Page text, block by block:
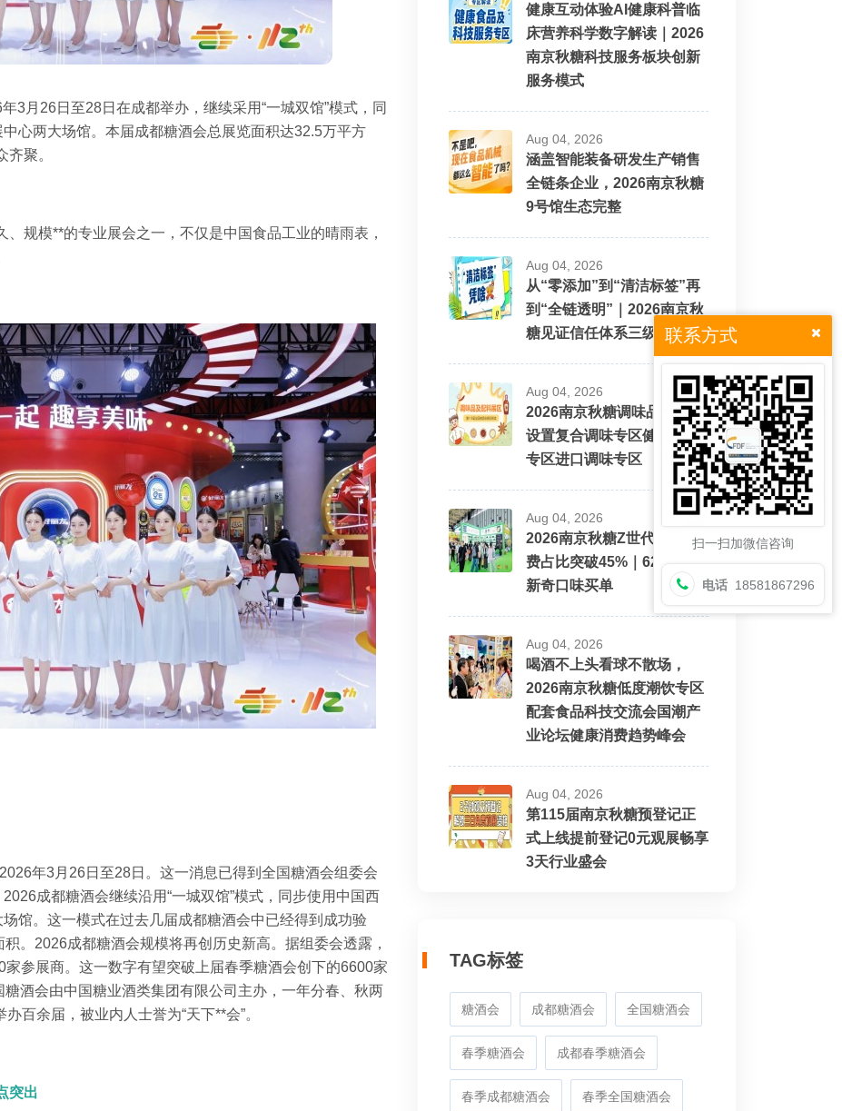
年3月 26日至28日在成都举办，继续采用“一城双馆”模式，同
心两大场馆。本届成都糖酒会总展览面积达32.5万平方
齐聚。
规模**的专业展会之一，不仅是中国食品工业的晴雨表，
年3月26日至28日。这一消息已得到全国糖酒会组委会
2026成都糖酒会继续沿用“一城双馆”模式，同步使用中国西
馆。 这一模式在过去几届成都糖酒会中已经得到成功验
。 2026成都糖酒会规模将再创历史新高。据组委会透露，
家参展商。 这一数字有望突破上届春季糖酒会创下的6600家
糖酒会由中国糖业酒类集团有限公司主办，一年分春、秋两
百余届，被业内人士誉为“天下**会”。
突出
健康互动体验AI健康科普临
床营养科学数字解读｜2026
南京秋糖科技服务板块创新
服务模式
Aug 04, 2026
涵盖智能装备研发生产销售
全链条企业，2026南京秋糖
9号馆生态完整
Aug 04, 2026
从“零添加”到“清洁标签”再
到“全链透明”｜2026南京秋
糖见证信任体系三级跳
Aug 04, 2026
2026南京秋糖调味品展区将
设置复合调味专区健康配料
专区进口调味专区
Aug 04, 2026
2026南京秋糖Z世代酒水消
费占比突破45%｜62%愿为
新奇口味买单
Aug 04, 2026
喝酒不上头看球不散场，
2026南京秋糖低度潮饮专区
配套食品科技交流会国潮产
业论坛健康消费趋势峰会
Aug 04, 2026
第115届南京秋糖预登记正
式上线提前登记0元观展畅享
3天行业盛会
TAG标签
糖酒会 成都糖酒会 全国糖酒会
春季糖酒会 成都春季糖酒会
春季成都糖酒会 春季全国糖酒会
联系方式
扫一扫加微信咨询
电话 18581867296